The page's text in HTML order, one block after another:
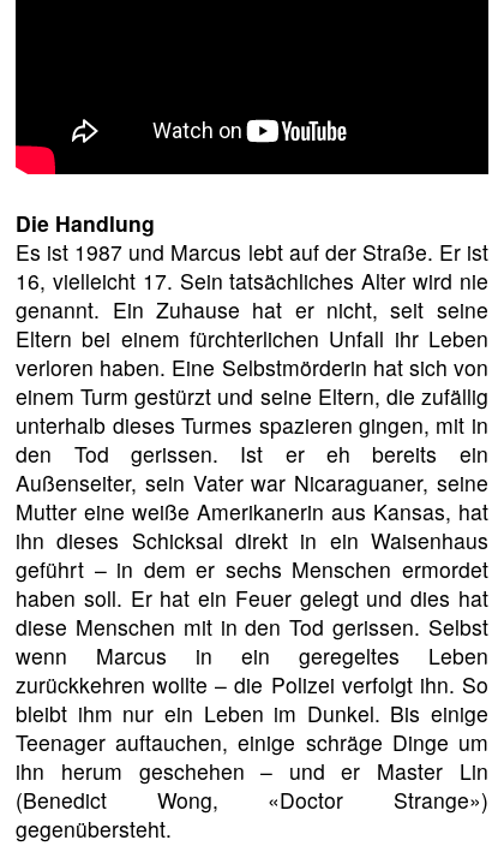
Die Handlung
Es ist 1987 und Marcus lebt auf der Straße. Er ist
16, vielleicht 17. Sein tatsächliches Alter wird nie
genannt. Ein Zuhause hat er nicht, seit seine
Eltern bei einem fürchterlichen Unfall ihr Leben
verloren haben. Eine Selbstmörderin hat sich von
einem Turm gestürzt und seine Eltern, die zufällig
unterhalb dieses Turmes spazieren gingen, mit in
den Tod gerissen. Ist er eh bereits ein
Außenseiter, sein Vater war Nicaraguaner, seine
Mutter eine weiße Amerikanerin aus Kansas, hat
ihn dieses Schicksal direkt in ein Waisenhaus
geführt – in dem er sechs Menschen ermordet
haben soll. Er hat ein Feuer gelegt und dies hat
diese Menschen mit in den Tod gerissen. Selbst
wenn Marcus in ein geregeltes Leben
zurückkehren wollte – die Polizei verfolgt ihn. So
bleibt ihm nur ein Leben im Dunkel. Bis einige
Teenager auftauchen, einige schräge Dinge um
ihn herum geschehen – und er Master Lin
(Benedict Wong, «Doctor Strange»)
gegenübersteht.